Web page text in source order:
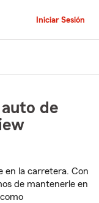
Iniciar Sesión
de
en la carretera. Con
de mantenerle en
como